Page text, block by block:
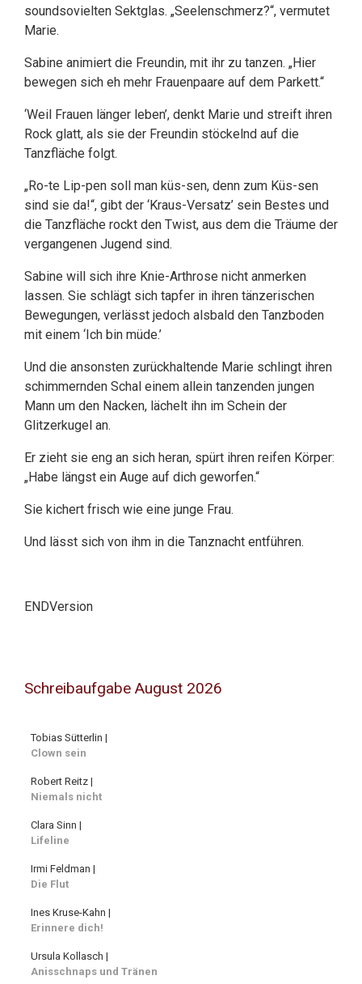
soundsovielten Sektglas. „Seelenschmerz?“, vermutet
Marie.
Sabine animiert die Freundin, mit ihr zu tanzen. „Hier
bewegen sich eh mehr Frauenpaare auf dem Parkett.“
‘Weil Frauen länger leben’, denkt Marie und streift ihren
Rock glatt, als sie der Freundin stöckelnd auf die
Tanzfläche folgt.
„Ro-te Lip-pen soll man küs-sen, denn zum Küs-sen
sind sie da!“, gibt der ‘Kraus-Versatz’ sein Bestes und
die Tanzfläche rockt den Twist, aus dem die Träume der
vergangenen Jugend sind.
Sabine will sich ihre Knie-Arthrose nicht anmerken
lassen. Sie schlägt sich tapfer in ihren tänzerischen
Bewegungen, verlässt jedoch alsbald den Tanzboden
mit einem ‘Ich bin müde.’
Und die ansonsten zurückhaltende Marie schlingt ihren
schimmernden Schal einem allein tanzenden jungen
Mann um den Nacken, lächelt ihn im Schein der
Glitzerkugel an.
Er zieht sie eng an sich heran, spürt ihren reifen Körper:
„Habe längst ein Auge auf dich geworfen.“
Sie kichert frisch wie eine junge Frau.
Und lässt sich von ihm in die Tanznacht entführen.
ENDVersion
Schreibaufgabe August 2026
Tobias Sütterlin |
Clown sein
Robert Reitz |
Niemals nicht
Clara Sinn |
Lifeline
Irmi Feldman |
Die Flut
Ines Kruse-Kahn |
Erinnere dich!
Ursula Kollasch |
Anisschnaps und Tränen